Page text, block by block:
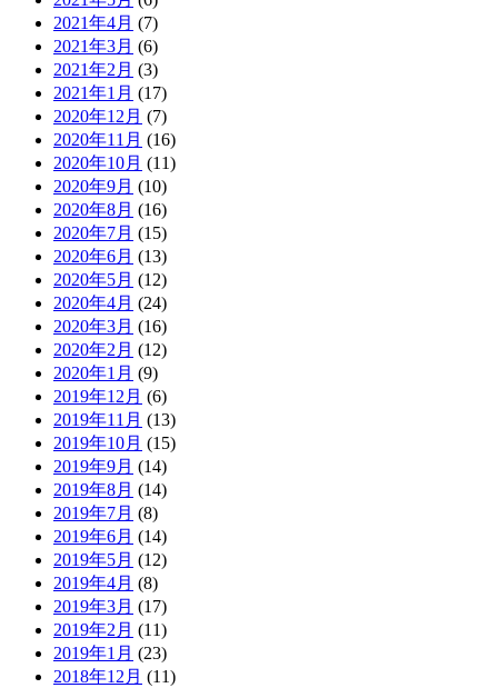
2021年4月 (7)
2021年3月 (6)
2021年2月 (3)
2021年1月 (17)
2020年12月 (7)
2020年11月 (16)
2020年10月 (11)
2020年9月 (10)
2020年8月 (16)
2020年7月 (15)
2020年6月 (13)
2020年5月 (12)
2020年4月 (24)
2020年3月 (16)
2020年2月 (12)
2020年1月 (9)
2019年12月 (6)
2019年11月 (13)
2019年10月 (15)
2019年9月 (14)
2019年8月 (14)
2019年7月 (8)
2019年6月 (14)
2019年5月 (12)
2019年4月 (8)
2019年3月 (17)
2019年2月 (11)
2019年1月 (23)
2018年12月 (11)